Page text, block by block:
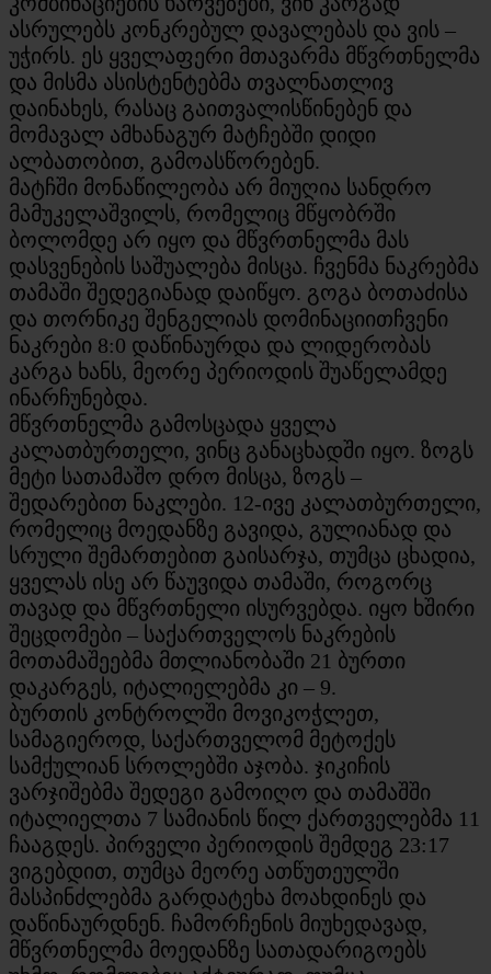
ასრულებს კონკრებულ დავალებას და ვის –
უჭირს. ეს ყველაფერი მთავარმა მწვრთნელმა
და მისმა ასისტენტებმა თვალნათლივ
დაინახეს, რასაც გაითვალისწინებენ და
მომავალ ამხანაგურ მატჩებში დიდი
ალბათობით, გამოასწორებენ.
მატჩში მონაწილეობა არ მიუღია სანდრო
მამუკელაშვილს, რომელიც მწყობრში
ბოლომდე არ იყო და მწვრთნელმა მას
დასვენების საშუალება მისცა. ჩვენმა ნაკრებმა
თამაში შედეგიანად დაიწყო. გოგა ბოთაძისა
და თორნიკე შენგელიას დომინაციითჩვენი
ნაკრები 8:0 დაწინაურდა და ლიდერობას
კარგა ხანს, მეორე პერიოდის შუაწელამდე
ინარჩუნებდა.
მწვრთნელმა გამოსცადა ყველა
კალათბურთელი, ვინც განაცხადში იყო. ზოგს
მეტი სათამაშო დრო მისცა, ზოგს –
შედარებით ნაკლები. 12-ივე კალათბურთელი,
რომელიც მოედანზე გავიდა, გულიანად და
სრული შემართებით გაისარჯა, თუმცა ცხადია,
ყველას ისე არ წაუვიდა თამაში, როგორც
თავად და მწვრთნელი ისურვებდა. იყო ხშირი
შეცდომები – საქართველოს ნაკრების
მოთამაშეებმა მთლიანობაში 21 ბურთი
დაკარგეს, იტალიელებმა კი – 9.
ბურთის კონტროლში მოვიკოჭლეთ,
სამაგიეროდ, საქართველომ მეტოქეს
სამქულიან სროლებში აჯობა. ჯიკიჩის
ვარჯიშებმა შედეგი გამოიღო და თამაშში
იტალიელთა 7 სამიანის წილ ქართველებმა 11
ჩააგდეს. პირველი პერიოდის შემდეგ 23:17
ვიგებდით, თუმცა მეორე ათწუთეულში
მასპინძლებმა გარდატეხა მოახდინეს და
დაწინაურდნენ. ჩამორჩენის მიუხედავად,
მწვრთნელმა მოედანზე სათადარიგოებს